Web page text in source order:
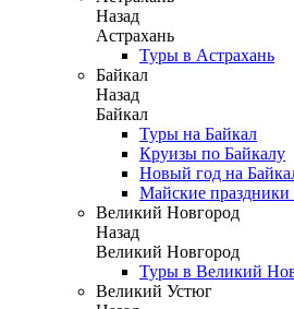
Назад
Астрахань
Туры в Астрахань
Байкал
Назад
Байкал
Туры на Байкал
Круизы по Байкалу
Новый год на
Майские праздники
Великий Новгород
Назад
Великий Новгород
Туры в Великий
Великий Устюг